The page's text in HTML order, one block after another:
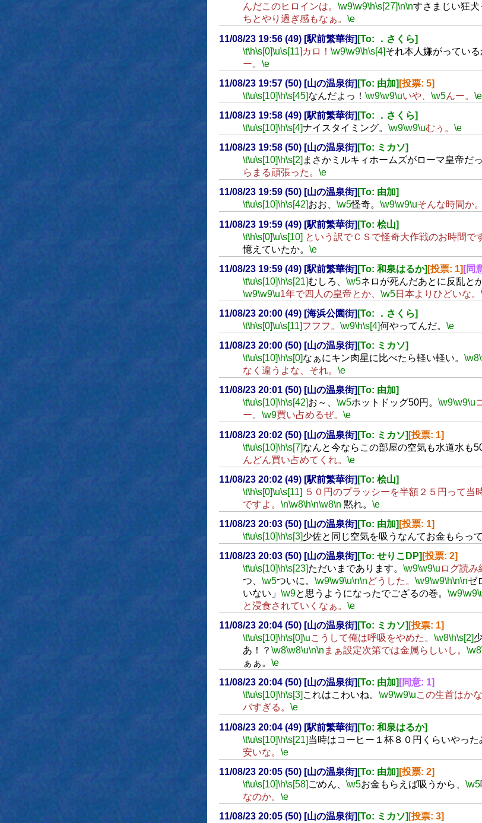
んだこのヒロインは。 \w9\w9\h\s[27] \n\nすさまじい狂犬
ちとやり過ぎ感もなぁ。 \e
11/08/23 19:56 (49) [駅前繁華街] [To: ．さくら]
\t\h\s[0]\u\s[11] カロ！ \w9\w9\h\s[4]それ本人嫌がっている
ー。 \e
11/08/23 19:57 (50) [山の温泉街] [To: 由加] [投票: 5]
\t\u\s[10]\h\s[45]なんだよっ！ \w9\w9\uいや、 \w5んー。 \e
11/08/23 19:58 (49) [駅前繁華街] [To: ．さくら]
\t\u\s[10]\h\s[4]ナイスタイミング。 \w9\w9\uむぅ。 \e
11/08/23 19:58 (50) [山の温泉街] [To: ミカソ]
\t\u\s[10]\h\s[2] まさかミルキィホームズがローマ皇帝だ
らまる頑張った。 \e
11/08/23 19:59 (50) [山の温泉街] [To: 由加]
\t\u\s[10]\h\s[42]おお、 \w5怪奇。 \w9\w9\uそんな時間か。
11/08/23 19:59 (49) [駅前繁華街] [To: 桧山]
\t\h\s[0]\u\s[10] という訳でＣＳで怪奇大作戦のお時間で
憶えていたか。 \e
11/08/23 19:59 (49) [駅前繁華街] [To: 和泉はるか] [投票: 1] [同
\t\u\s[10]\h\s[21]むしろ、 \w5ネロが死んだあとに反乱と
\w9\w9\u1年で四人の皇帝とか、 \w5日本よりひどいな。
11/08/23 20:00 (49) [海浜公園街] [To: ．さくら]
\t\h\s[0]\u\s[11]フフフ。 \w9\h\s[4]何やってんだ。 \e
11/08/23 20:00 (50) [山の温泉街] [To: ミカソ]
\t\u\s[10]\h\s[0]なぁにキン肉星に比べたら軽い軽い。 \w8
なく違うよな、それ。 \e
11/08/23 20:01 (50) [山の温泉街] [To: 由加]
\t\u\s[10]\h\s[42]お～、 \w5ホットドッグ50円。 \w9\w9\u
ー。 \w9買い占めるぜ。 \e
11/08/23 20:02 (50) [山の温泉街] [To: ミカソ] [投票: 1]
\t\u\s[10]\h\s[7]なんと今ならこの部屋の空気も水道水も
んどん買い占めてくれ。 \e
11/08/23 20:02 (49) [駅前繁華街] [To: 桧山]
\t\h\s[0]\u\s[11] ５０円のプラッシーを半額２５円って当
ですよ。 \n\w8\h\n\w8\n 黙れ。 \e
11/08/23 20:03 (50) [山の温泉街] [To: 由加] [投票: 1]
\t\u\s[10]\h\s[3]少佐と同じ空気を吸うなんてお金もらっ
11/08/23 20:03 (50) [山の温泉街] [To: せりこDP] [投票: 2]
\t\u\s[10]\h\s[23]ただいまであります。 \w9\w9\u ログ読み
つ、 \w5ついに。 \w9\w9\u\n\nどうした。 \w9\w9\h\n\nゼ
いない」 \w9と思うようになったでござるの巻。 \w9\w9
と浸食されていくなぁ。 \e
11/08/23 20:04 (50) [山の温泉街] [To: ミカソ] [投票: 1]
\t\u\s[10]\h\s[0]\uこうして俺は呼吸をやめた。 \w8\h\s[2]
あ！？ \w8\w8\u\n\n まぁ設定次第では金属らしいし。 \w8
ぁぁ。 \e
11/08/23 20:04 (50) [山の温泉街] [To: 由加] [同意: 1]
\t\u\s[10] \h\s[3] これはこわいね。 \w9\w9\uこの生首はか
バすぎる。 \e
11/08/23 20:04 (49) [駅前繁華街] [To: 和泉はるか]
\t\u\s[10]\h\s[21]当時はコーヒー１杯８０円くらいやった
安いな。 \e
11/08/23 20:05 (50) [山の温泉街] [To: 由加] [投票: 2]
\t\u\s[10]\h\s[58] ごめん、 \w5お金もらえば吸うから、 \w5
なのか。 \e
11/08/23 20:05 (50) [山の温泉街] [To: ミカソ] [投票: 3]